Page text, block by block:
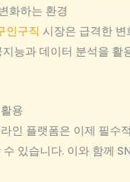
화하는 환경
인구직 시장은 급격한
능과 데이터 분석을
용
인 플랫폼은 이제 필수
있습니다. 이와 함께